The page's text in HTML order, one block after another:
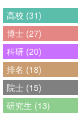
高校 (31)
博士 (27)
科研 (20)
排名 (18)
院士 (15)
研究生 (13)